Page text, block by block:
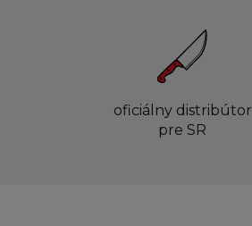
oficiálny distribútor
pre SR